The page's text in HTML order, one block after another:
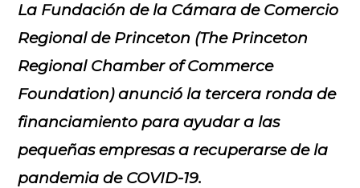
La Fundación de la Cámara de Comercio
Regional de Princeton (The Princeton
Regional Chamber of Commerce
Foundation) anunció la tercera ronda de
financiamiento para ayudar a las
pequeñas empresas a recuperarse de la
pandemia de COVID-19.